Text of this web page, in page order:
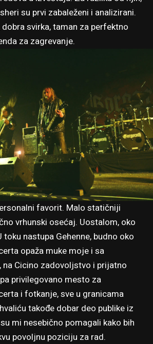
su prvi zabaleženi i analizirani.
svirka, taman za perfektno
za zagrevanje.
favorit. Malo statičniji
vrhunski osećaj. Uostalom, oko
nastupa Gehenne, budno oko
opaža muke moje i sa
na Cicino zadovoljstvo i prijatno
privilegovano mesto za
i fotkanje, sve u granicama
takođe dobar deo publike iz
mi nesebično pomagali kako bih
povoljnu poziciju za rad.